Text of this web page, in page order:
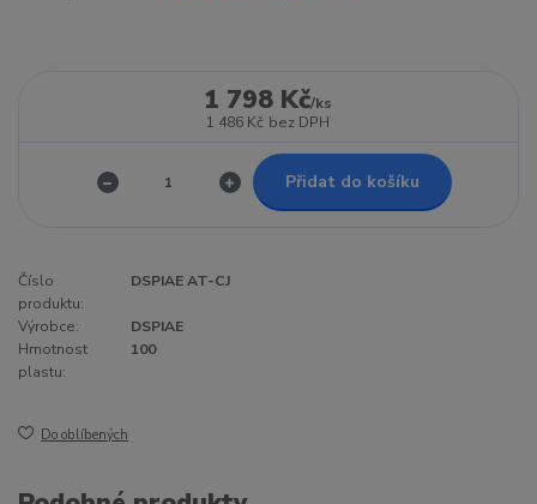
1 798 Kč/ks
1 486 Kč bez DPH
Přidat do košíku
Číslo
produktu:
DSPIAE AT-CJ
Výrobce:
DSPIAE
Hmotnost
plastu:
100
Do oblíbených